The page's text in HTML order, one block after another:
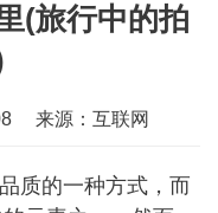
(旅行中的拍
来源：互联网
质的一种方式，而